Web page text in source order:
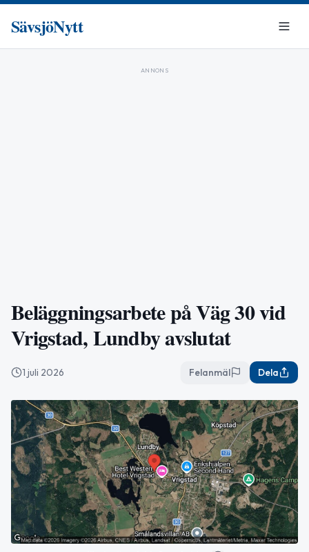
SävsjöNytt
ANNONS
Beläggningsarbete på Väg 30 vid
Vrigstad, Lundby avslutat
1 juli 2026 Felanmäl Dela